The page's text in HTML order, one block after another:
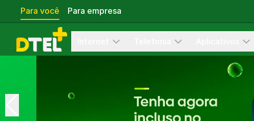
Para você Para empresa